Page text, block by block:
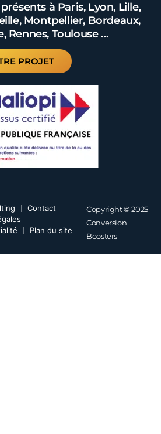
à Paris, Lyon, Lille,
Montpellier, Bordeaux,
Rennes, Toulouse …
PROJET
Contact
Plan du site
Copyright © 2025 –
Conversion
Boosters